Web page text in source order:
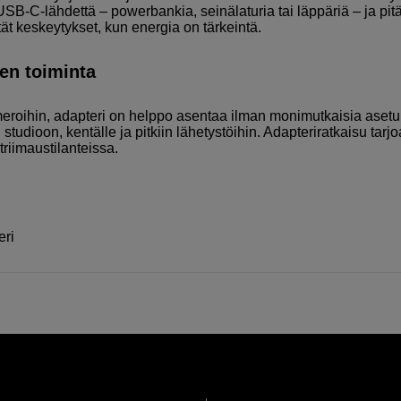
C-lähdettä – powerbankia, seinälaturia tai läppäriä – ja
keskeytykset, kun energia on tärkeintä.
toiminta
adapteri on helppo asentaa ilman monimutkaisia
kentälle ja pitkiin lähetystöihin. Adapteriratkaisu